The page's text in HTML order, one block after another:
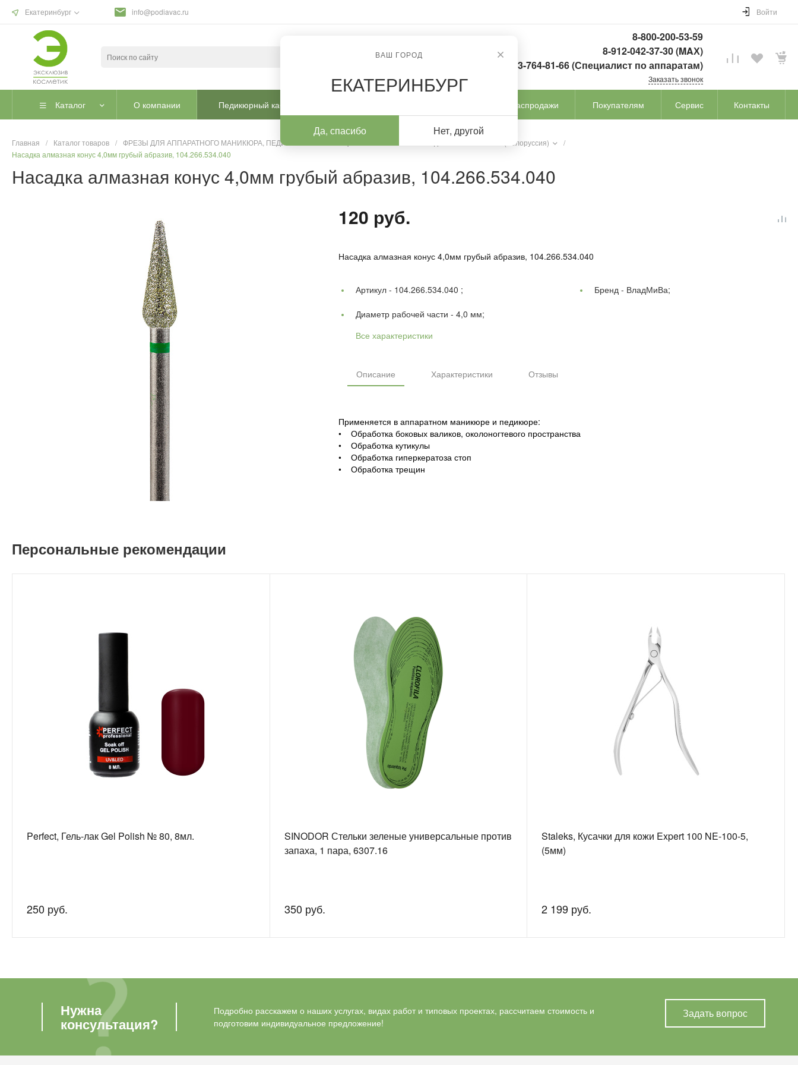
Екатеринбург
ВАШ ГОРОД
ЕКАТЕРИНБУРГ
Да, спасибо Нет, другой
info@podiavac.ru Войти
8-800-200-53-59
8-912-042-37-30 (MAХ)
8-963-764-81-66 (Специалист по аппаратам)
Заказать звонок
Каталог О компании Педикюрный кабинет Распродажи Покупателям Сервис Контакты
Главная / Каталог товаров / ФРЕЗЫ ДЛЯ АППАРАТНОГО МАНИКЮРА, ПЕДИКЮРА И КОРРЕКЦИИ Алмазные (Белоруссия)
/
Насадка алмазная конус 4,0мм грубый абразив, 104.266.534.040
Насадка алмазная конус 4,0мм грубый абразив, 104.266.534.040
120 руб.
Насадка алмазная конус 4,0мм грубый абразив, 104.266.534.040
Артикул - 104.266.534.040 ; Бренд - ВладМиВа;
Диаметр рабочей части - 4,0 мм;
Все характеристики
Описание Характеристики Отзывы
Применяется в аппаратном маникюре и педикюре:
• Обработка боковых валиков, околоногтевого пространства
• Обработка кутикулы
• Обработка гиперкератоза стоп
• Обработка трещин
Персональные рекомендации
Perfect, Гель-лак Gel Polish № 80, 8мл.
250 руб.
SINODOR Стельки зеленые универсальные против
запаха, 1 пара, 6307.16
350 руб.
Staleks, Кусачки для кожи Expert 100 NE-100-5,
(5мм)
2 199 руб.
Нужна
консультация?
Подробно расскажем о наших услугах, видах работ и типовых проектах, рассчитаем стоимость и
подготовим индивидуальное предложение!
Задать вопрос